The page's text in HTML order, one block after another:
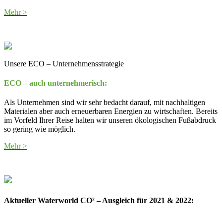
Mehr >
Unsere ECO – Unternehmensstrategie
ECO – auch unternehmerisch:
Als Unternehmen sind wir sehr bedacht darauf, mit nachhaltigen
Materialen aber auch erneuerbaren Energien zu wirtschaften. Bereits
im Vorfeld Ihrer Reise halten wir unseren ökologischen Fußabdruck
so gering wie möglich.
Mehr >
Aktueller Waterworld CO² – Ausgleich für 2021 & 2022: